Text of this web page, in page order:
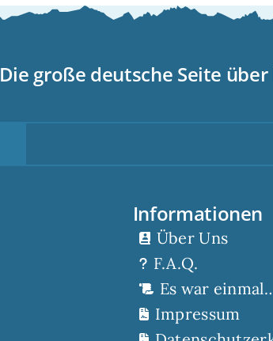
Die große deutsche Seite
Informationen
Über Uns
F.A.Q.
Es war
Impressum